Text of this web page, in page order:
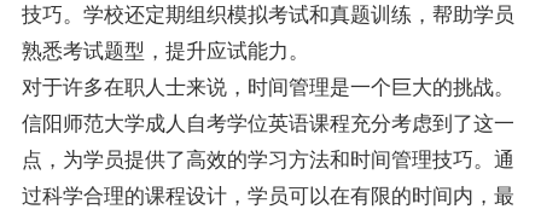
技巧。学校还定期组织模拟考试和真题训练，帮助学员
熟悉考试题型，提升应试能力。
对于许多在职人士来说，时间管理是一个巨大的挑战。
信阳师范大学成人自考学位英语课程充分考虑到了这一
点，为学员提供了高效的学习方法和时间管理技巧。通
过科学合理的课程设计，学员可以在有限的时间内，最